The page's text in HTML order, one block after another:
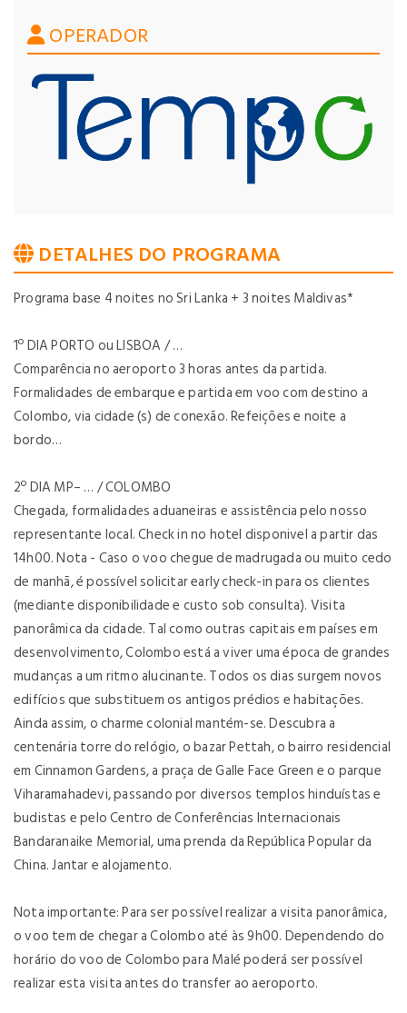
OPERADOR
DETALHES DO PROGRAMA
Programa base 4 noites no Sri Lanka + 3 noites Maldivas*
1º DIA PORTO ou LISBOA / …
Comparência no aeroporto 3 horas antes da partida.
Formalidades de embarque e partida em voo com destino a
Colombo, via cidade (s) de conexão. Refeições e noite a
bordo…
2º DIA MP– … / COLOMBO
Chegada, formalidades aduaneiras e assistência pelo nosso
representante local. Check in no hotel disponivel a partir das
14h00. Nota - Caso o voo chegue de madrugada ou muito cedo
de manhã, é possível solicitar early check-in para os clientes
(mediante disponibilidade e custo sob consulta). Visita
panorâmica da cidade. Tal como outras capitais em países em
desenvolvimento, Colombo está a viver uma época de grandes
mudanças a um ritmo alucinante. Todos os dias surgem novos
edifícios que substituem os antigos prédios e habitações.
Ainda assim, o charme colonial mantém-se. Descubra a
centenária torre do relógio, o bazar Pettah, o bairro residencial
em Cinnamon Gardens, a praça de Galle Face Green e o parque
Viharamahadevi, passando por diversos templos hinduístas e
budistas e pelo Centro de Conferências Internacionais
Bandaranaike Memorial, uma prenda da República Popular da
China. Jantar e alojamento.
Nota importante: Para ser possível realizar a visita panorâmica,
o voo tem de chegar a Colombo até às 9h00. Dependendo do
horário do voo de Colombo para Malé poderá ser possível
realizar esta visita antes do transfer ao aeroporto.